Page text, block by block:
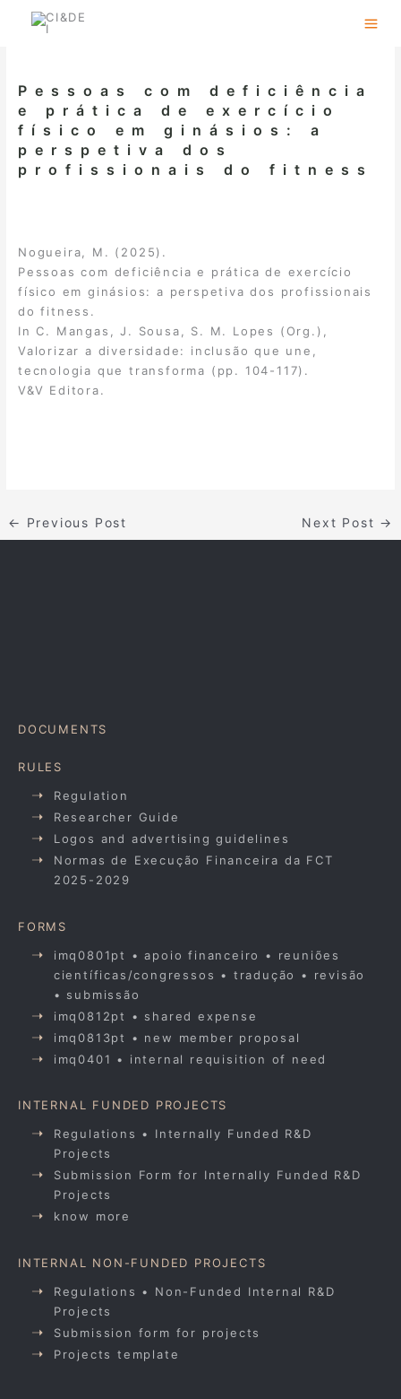
Pessoas com deficiência
e prática de exercício
físico em ginásios: a
perspetiva dos
profissionais do fitness
Nogueira, M. (2025).
Pessoas com deficiência e prática de exercício
físico em ginásios: a perspetiva dos profissionais
do fitness.
In C. Mangas, J. Sousa, S. M. Lopes (Org.),
Valorizar a diversidade: inclusão que une,
tecnologia que transforma (pp. 104-117).
V&V Editora.
← Previous Post Next Post →
DOCUMENTS
RULES
Regulation
Researcher Guide
Logos and advertising guidelines
Normas de Execução Financeira da FCT
2025-2029
FORMS
imq0801pt • apoio financeiro • reuniões
científicas/congressos • tradução • revisão
• submissão
imq0812pt • shared expense
imq0813pt • new member proposal
imq0401 • internal requisition of need
INTERNAL FUNDED PROJECTS
Regulations • Internally Funded R&D
Projects
Submission Form for Internally Funded R&D
Projects
know more
INTERNAL NON-FUNDED PROJECTS
Regulations • Non-Funded Internal R&D
Projects
Submission form for projects
Projects template